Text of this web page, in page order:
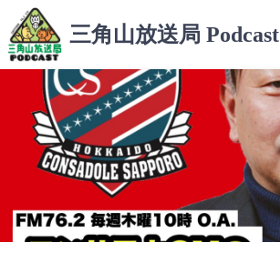
ン
テ
プ
三角山放送局 Podcast